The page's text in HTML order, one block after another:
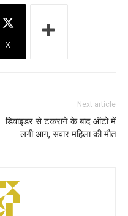
X
Next article
डिवाइडर से टकराने के बाद ऑटो में
लगी आग, सवार महिला की मौत